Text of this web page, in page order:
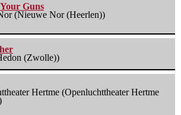
Guns
(Nieuwe Nor (Heerlen))
(Zwolle))
Hertme (Openluchttheater Hertme